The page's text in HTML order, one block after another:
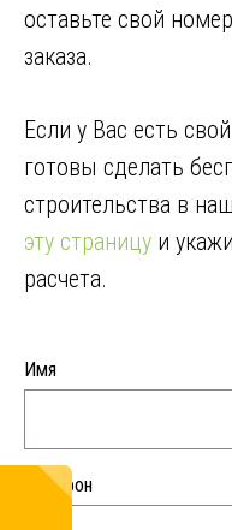
оставьте свой
заказа.
Если у Вас есть
готовы сделать
строительства в
эту страницу и
расчета.
Имя
Телефон